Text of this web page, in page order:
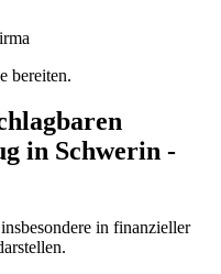
bereiten.
in Schwerin -
in finanzieller